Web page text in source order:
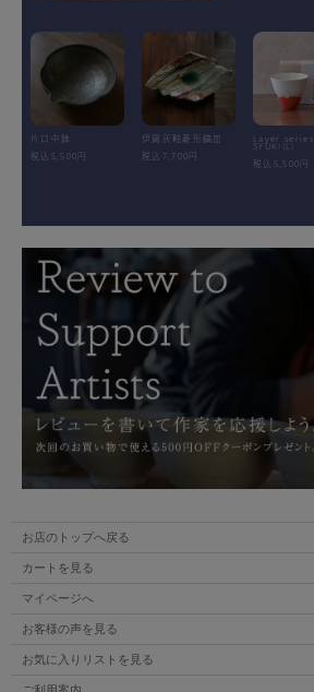
片口中鉢
税込5,500円
伊賀灰釉菱形鎬皿
税込7,700円
Layer.series
SYUKI(L)
税込5,500円
お店のトップへ戻る
カートを見る
マイページへ
お客様の声を見る
お気に入りリストを見る